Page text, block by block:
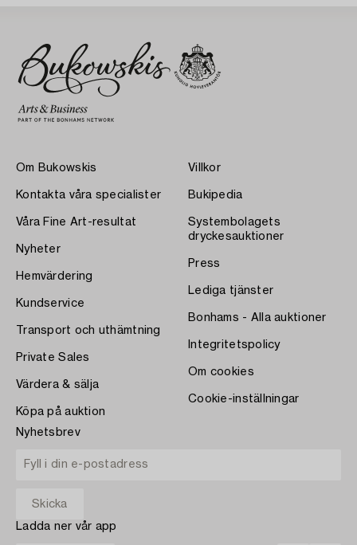
Om Bukowskis
Kontakta våra specialister
Våra Fine Art-resultat
Nyheter
Hemvärdering
Kundservice
Transport och uthämtning
Private Sales
Värdera & sälja
Köpa på auktion
Villkor
Bukipedia
Systembolagets
dryckesauktioner
Press
Lediga tjänster
Bonhams - Alla auktioner
Integritetspolicy
Om cookies
Cookie-inställningar
Nyhetsbrev
Ladda ner vår app